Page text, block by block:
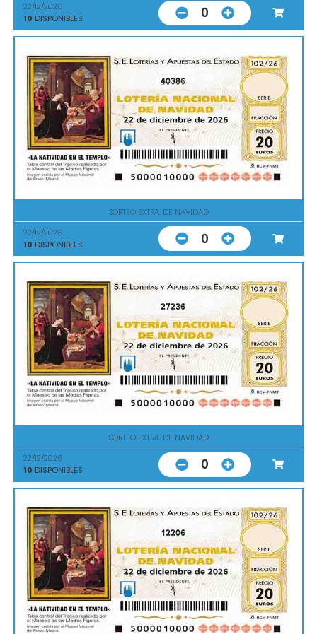
22/12/2026
10 DISPONIBLES 0
40386
SORTEO EXTRA. DE NAVIDAD
22/12/2026
10 DISPONIBLES 0
27236
SORTEO EXTRA. DE NAVIDAD
22/12/2026
10 DISPONIBLES 0
12206